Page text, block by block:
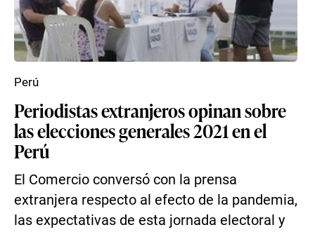
Periodistas extranjeros opinan sobre
las elecciones generales 2021 en el
Perú
El Comercio conversó con la prensa
extranjera respecto al efecto de la pandemia,
las expectativas de esta jornada electoral y
Perú